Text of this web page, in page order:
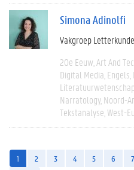
Simona Adinolfi
Vakgroep Letterkunde
20e Eeuw Art And
Digital Media Engels
Literatuurwetenschap
Narratology Noord-
Tekstanalyse West-
1 2 3 4 5 6 7